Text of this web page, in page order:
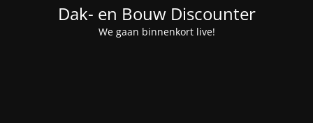
Dak- en Bouw Discounter
We gaan binnenkort live!